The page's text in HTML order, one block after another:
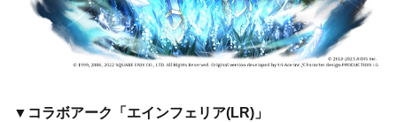
▼コラボアーク「エインフェリア(LR)」